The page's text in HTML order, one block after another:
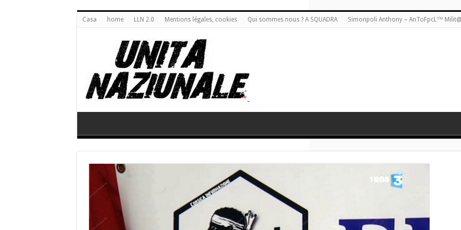
Casa home LLN 2.0 Mentions légales, cookies Qui sommes nous ? A SQUADRA Simonpoli Anthony – AnToFpcL™